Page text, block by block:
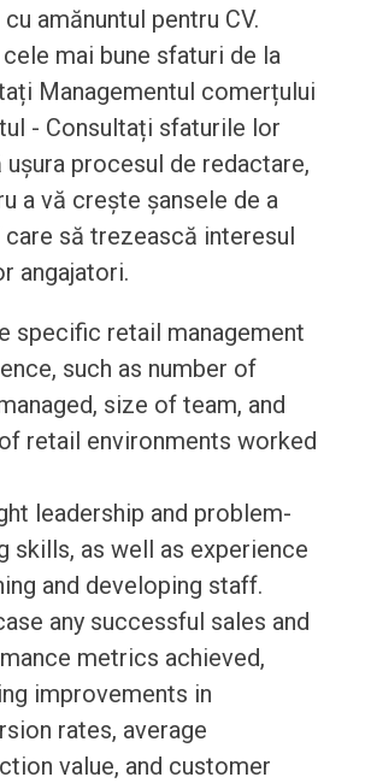
amănuntul pentru CV.
mai bune sfaturi de la
Managementul comerțului
- Consultați sfaturile lor
ușura procesul de redactare,
a vă crește șansele de a
care să trezească interesul
angajatori.
specific retail management
such as number of
size of team, and
retail environments worked
leadership and problem-
skills, as well as experience
and developing staff.
any successful sales and
metrics achieved,
improvements in
rates, average
value, and customer